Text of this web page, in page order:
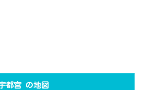
都宮 の地図